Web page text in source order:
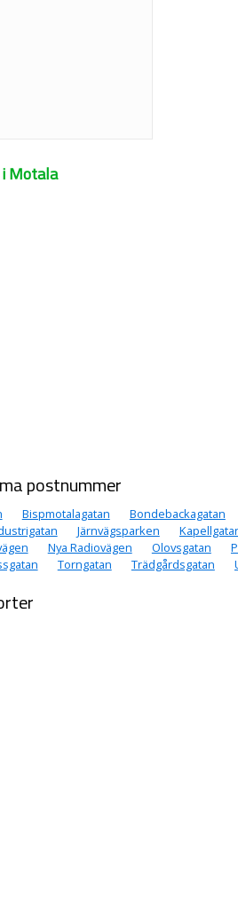
Motala
postnummer
Bispmotalagatan Bondebackagatan
Järnvägsparken
Nya Radiovägen Olovsgatan
Torngatan Trädgårdsgatan